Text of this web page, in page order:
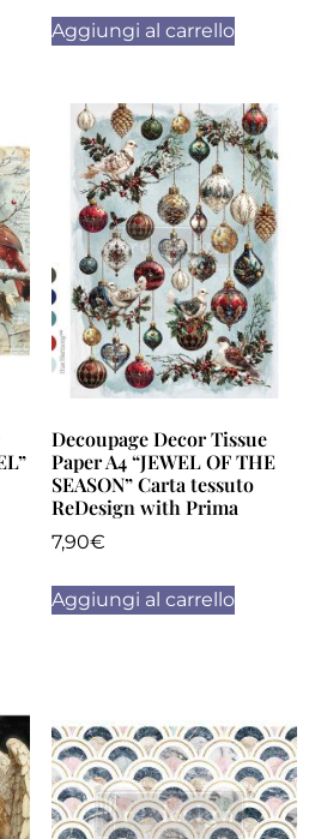
Aggiungi al carrello
Decoupage Decor Tissue
Paper A4 “JEWEL OF THE
SEASON” Carta tessuto
ReDesign with Prima
7,90€
Aggiungi al carrello